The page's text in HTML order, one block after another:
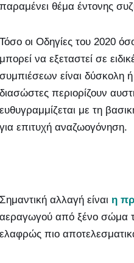
παραμένει θέμα έντονης
Τόσο οι Οδηγίες του 2020
μπορεί να εξεταστεί σε
συμπιέσεων είναι δύσκολη
διασώστες περιορίζουν
ευθυγραμμίζεται με τη
για επιτυχή αναζωογόνηση.
Σημαντική αλλαγή είναι η
αεραγωγού από ξένο σώμα
ελαφρώς πιο